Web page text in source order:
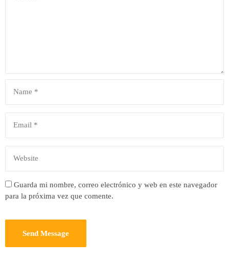
Guarda mi nombre, correo electrónico y web en este navegador
para la próxima vez que comente.